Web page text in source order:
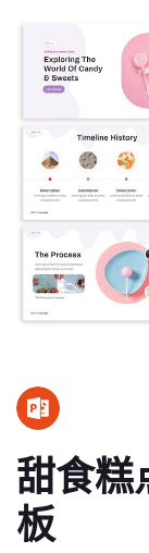
甜食糕
板